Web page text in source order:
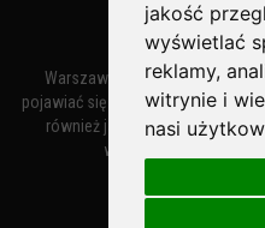
jakość
wyświetlać
reklamy,
witrynie i
nasi
Warszawa – miasto stołeczne
pojawiać się w dokumentach w XIV
również jako Warszowa.
wynikała z